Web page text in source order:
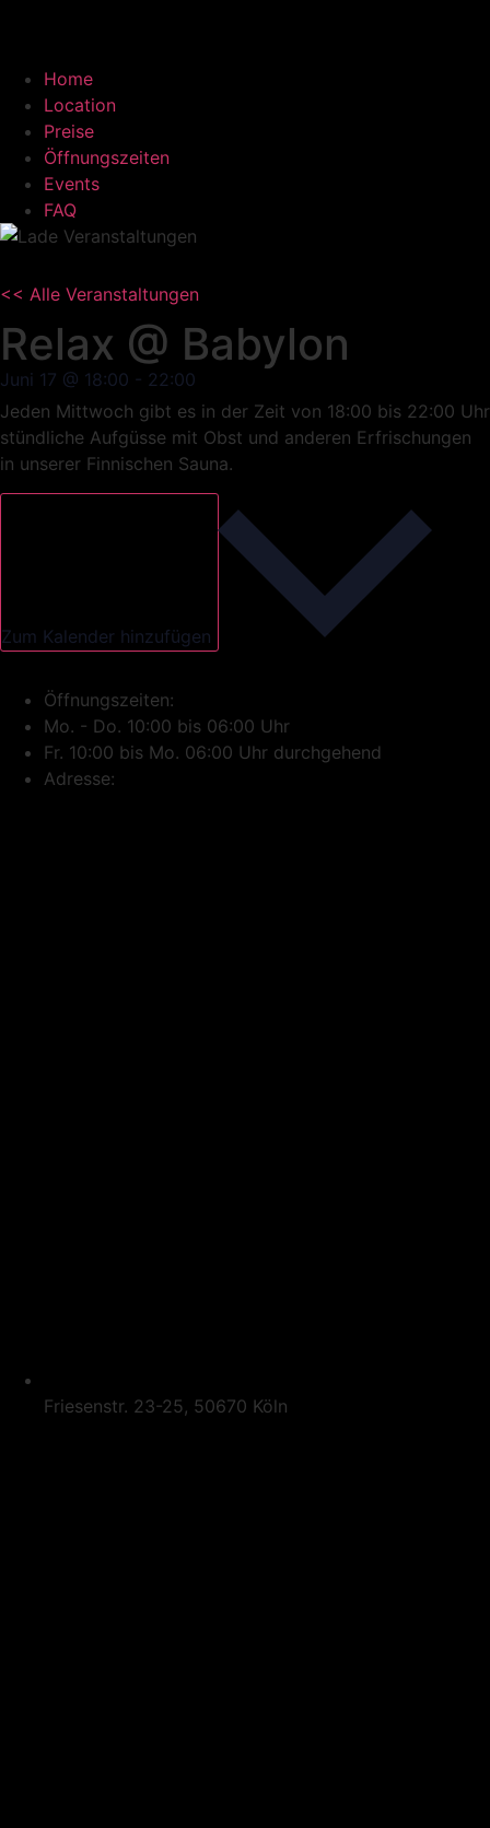
Home
Location
Preise
Öffnungszeiten
Events
FAQ
<< Alle Veranstaltungen
Relax @ Babylon
Juni 17 @ 18:00 - 22:00
Jeden Mittwoch gibt es in der Zeit von 18:00 bis 22:00 Uhr
stündliche Aufgüsse mit Obst und anderen Erfrischungen
in unserer Finnischen Sauna.
Zum Kalender hinzufügen
Öffnungszeiten:
Mo. - Do. 10:00 bis 06:00 Uhr
Fr. 10:00 bis Mo. 06:00 Uhr durchgehend
Adresse:
Friesenstr. 23-25, 50670 Köln